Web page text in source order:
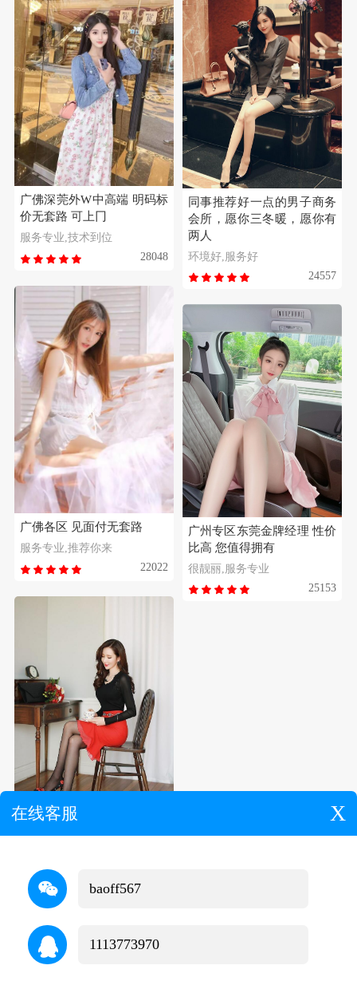
广佛深莞外W中高端 明码标
价无套路 可上冂
服务专业,技术到位
28048
同事推荐好一点的男子商务
会所，愿你三冬暖，愿你有
两人
环境好,服务好
24557
广佛各区 见面付无套路
服务专业,推荐你来
22022
广州专区东莞金牌经理 性价
比高 您值得拥有
很靓丽,服务专业
25153
商务会所推荐
Copyright © 2008-2026 桑拿体验网 All Rights Reserved.
渝ICP备2025050840号
在线客服 X
baoff567
1113773970